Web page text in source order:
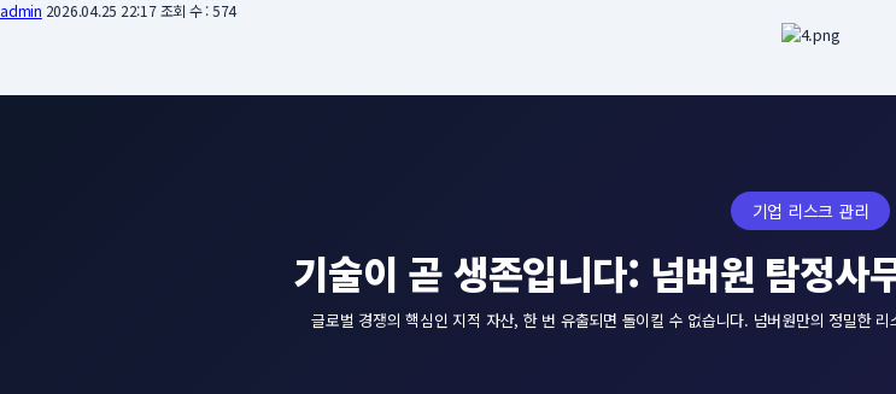
admin 2026.04.25 22:17조회 수 : 574
기업 리스크 관리
기술이 곧 생존입니다: 넘버원 탐정사
글로벌 경쟁의 핵심인 지적 자산, 한 번 유출되면 돌이킬 수 없습니다. 넘버원만의 정밀한